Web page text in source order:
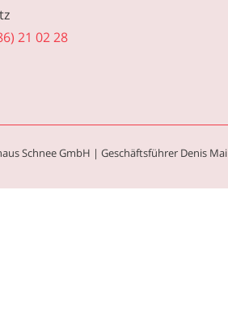
21 02 28
Schnee GmbH | Geschäftsführer Denis Mai